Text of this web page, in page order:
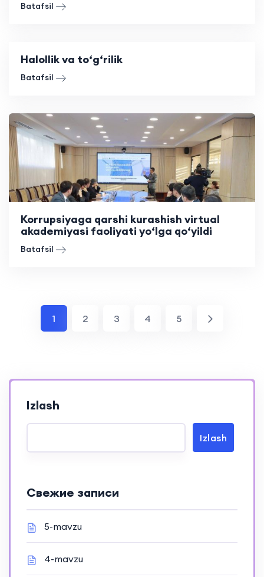
Batafsil
Halollik va to‘g‘rilik
Batafsil
Korrupsiyaga qarshi kurashish virtual
akademiyasi faoliyati yo‘lga qo‘yildi
Batafsil
1 2 3 4 5
Izlash
Izlash
Свежие записи
5-mavzu
4-mavzu